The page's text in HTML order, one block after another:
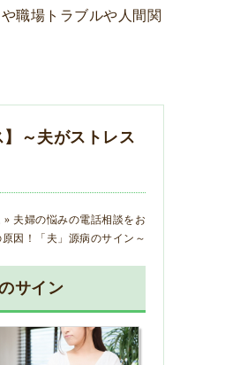
職場トラブルや人間関
～夫がストレス
» 夫婦の悩みの電話相談をお
因！「夫」源病のサイン～
サイン